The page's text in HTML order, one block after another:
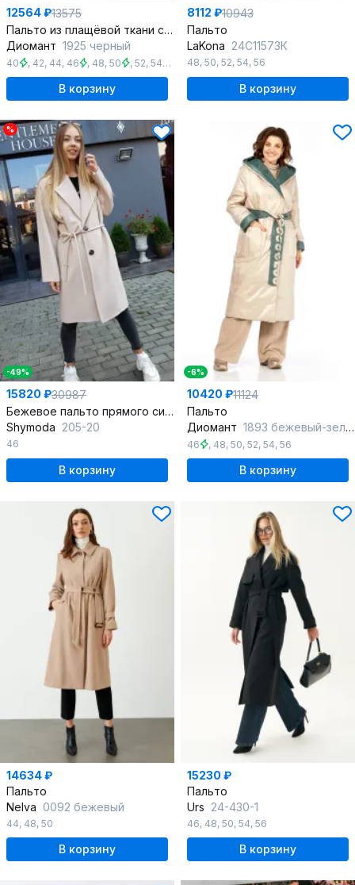
12564 ₽13575
Пальто из плащёвой ткани с застежкой на кнопки и прорезными карманами
Диомант 1925 черный
40 , 42, 44, 46 , 48, 50 , 52, 54
В корзину
8112 ₽10943
Пальто
LaKona 24С11573К
48, 50, 52, 54, 56
В корзину
%
-49%
15820 ₽30987
Бежевое пальто прямого силуэта из шерстяной пальтовой ткани
Shymoda 205-20
46
В корзину
-6%
10420 ₽11124
Пальто
Диомант 1893 бежевый-зеленый
46 , 48, 50, 52, 54, 56
В корзину
14634 ₽
Пальто
Nelva 0092 бежевый
44, 48, 50
В корзину
15230 ₽
Пальто
Urs 24-430-1
46, 48, 50, 54, 56
В корзину